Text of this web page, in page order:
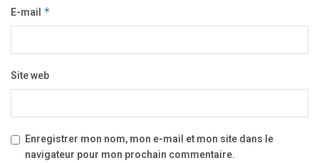
E-mail *
Site web
Enregistrer mon nom, mon e-mail et mon site dans le
navigateur pour mon prochain commentaire.